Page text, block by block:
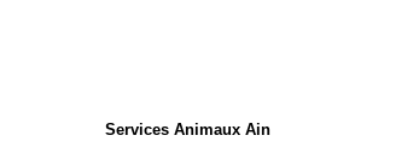
Services Animaux Ain